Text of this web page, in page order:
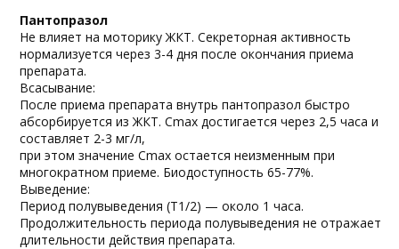
Пантопразол
Не влияет на моторику ЖКТ. Секреторная активность
нормализуется через 3-4 дня после окончания приема
препарата.
Всасывание:
После приема препарата внутрь пантопразол быстро
абсорбируется из ЖКТ. Cmax достигается через 2,5 часа и
составляет 2-3 мг/л,
при этом значение Cmax остается неизменным при
многократном приеме. Биодоступность 65-77%.
Выведение:
Период полувыведения (T1/2) — около 1 часа.
Продолжительность периода полувыведения не отражает
длительности действия препарата.